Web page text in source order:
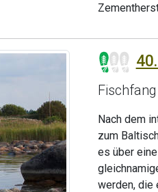
Nach dem
zum
es über
werden, die